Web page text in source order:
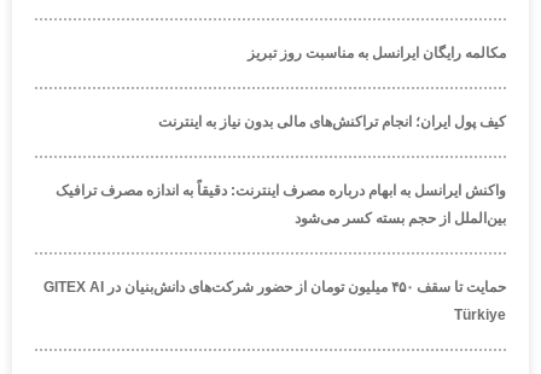
مکالمه رایگان ایرانسل به مناسبت روز تبریز
کیف پول ایران؛ انجام تراکنش‌های مالی بدون نیاز به اینترنت
واکنش ایرانسل به ابهام درباره مصرف اینترنت: دقیقاً به اندازه مصرف ترافیک
بین‌الملل از حجم بسته کسر می‌شود
حمایت تا سقف ۴۵۰ میلیون تومان از حضور شرکت‌های دانش‌بنیان در GITEX AI
Türkiye